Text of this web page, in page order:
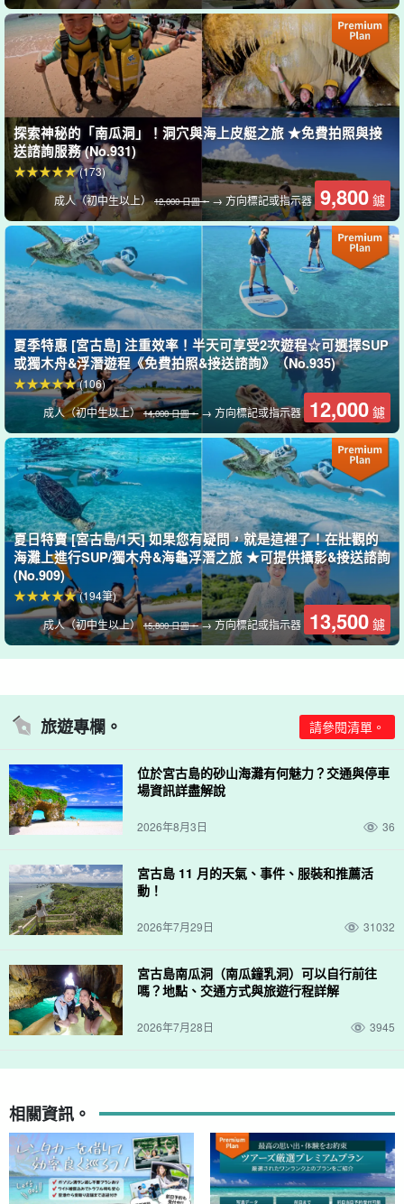
導遊提供良好的支援。
嚮導都是。水上救生員資格。我們舉辦我們會慢慢地、仔細地給您
講解，所以歡迎小孩子和游泳技術差的人加入我們！
免費照片資料贈品
在參觀期間，導遊會使用特殊的防水相機為您拍照，並免費向您出
示資料！
探索神秘的「南瓜洞」！洞穴與海上皮艇之旅 ★免費拍照與接
送諮詢服務 (No.931)
成人（初中生以上）12,000 日圓。→ 方向標記或指示器 9,800 鑢
(173)
夏季特惠 [宮古島] 注重效率！半天可享受2次遊程☆可選擇SUP
或獨木舟&浮潛遊程《免費拍照&接送諮詢》（No.935)
成人（初中生以上）14,000 日圓。→ 方向標記或指示器 12,000 鑢
(106)
夏日特賣 [宮古島/1天] 如果您有疑問，就是這裡了！在壯觀的
海灘上進行SUP/獨木舟&海龜浮潛之旅 ★可提供攝影&接送諮詢
(No.909)
成人（初中生以上）15,800 日圓。→ 方向標記或指示器 13,500 鑢
(194筆)
旅遊專欄。 請參閱清單。
位於宮古島的砂山海灘有何魅力？交通與停車
場資訊詳盡解說
2026年8月3日 36
宮古島 11 月的天氣、事件、服裝和推薦活
動！
2026年7月29日 31032
宮古島南瓜洞（南瓜鐘乳洞）可以自行前往
嗎？地點、交通方式與旅遊行程詳解
2026年7月28日 3945
相關資訊。